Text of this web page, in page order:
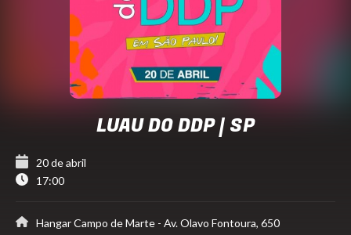
LUAU DO DDP | SP
20 de abril
17:00
Hangar Campo de Marte - Av. Olavo Fontoura, 650